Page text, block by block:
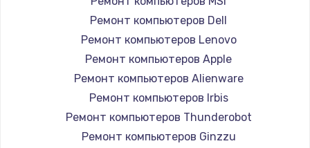
Ремонт компьютеров Dell
Ремонт компьютеров Lenovo
Ремонт компьютеров Apple
Ремонт компьютеров Alienware
Ремонт компьютеров Irbis
Ремонт компьютеров Thunderobot
Ремонт компьютеров Ginzzu